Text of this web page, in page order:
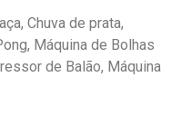
Chuva de prata,
Máquina de Bolhas
de Balão, Máquina